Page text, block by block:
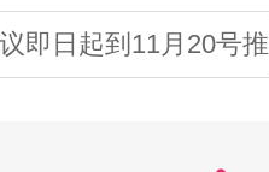
即日起到11月20号推